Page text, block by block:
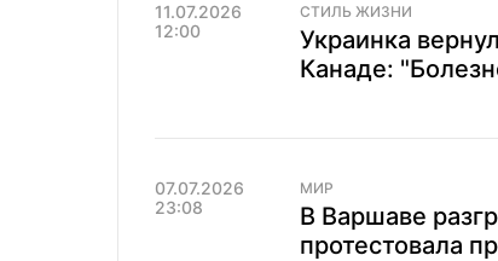
11.07.2026
12:00
СТИЛЬ ЖИЗНИ
Украинка
Канаде:
07.07.2026
23:08
МИР
В Варшаве
протестовала